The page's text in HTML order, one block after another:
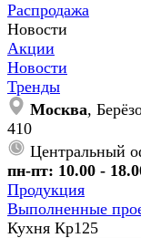
Распродажа
Новости
Акции
Новости
Тренды
Москва,
410
Центральный
пн-пт: 10.00 -
Продукция
Выполненные
Кухня Кр125